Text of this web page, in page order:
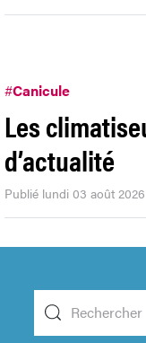
#Canicule
Les
d’actualité
Publié lundi 03 août 2026